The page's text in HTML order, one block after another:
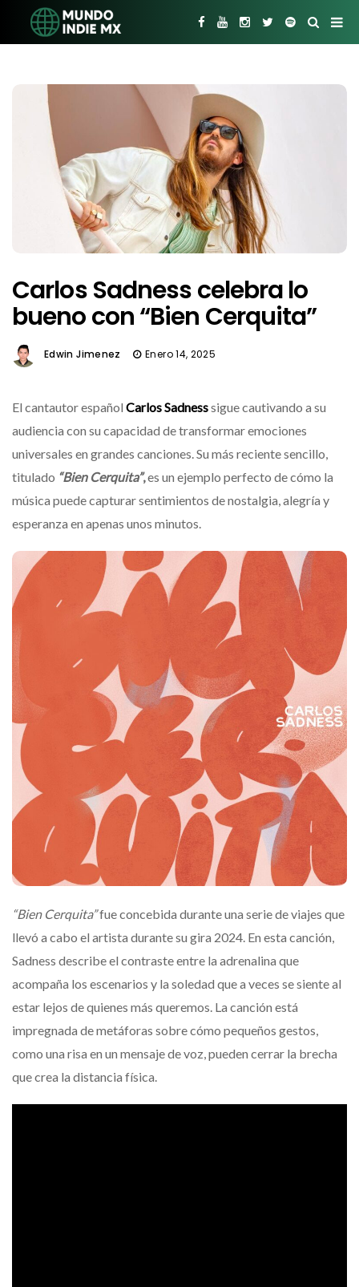
Carlos Sadness celebra lo
bueno con “Bien Cerquita”
Edwin Jimenez Enero 14, 2025
El cantautor español Carlos Sadnesssigue cautivando a su
audiencia con su capacidad de transformar emociones
universales en grandes canciones. Su más reciente sencillo,
titulado “Bien Cerquita”,es un ejemplo perfecto de cómo la
música puede capturar sentimientos de nostalgia, alegría y
esperanza en apenas unos minutos.
“Bien Cerquita”fue concebida durante una serie de viajes que
llevó a cabo el artista durante su gira 2024. En esta canción,
Sadness describe el contraste entre la adrenalina que
acompaña los escenarios y la soledad que a veces se siente al
estar lejos de quienes más queremos. La canción está
impregnada de metáforas sobre cómo pequeños gestos,
como una risa en un mensaje de voz, pueden cerrar la brecha
que crea la distancia física.